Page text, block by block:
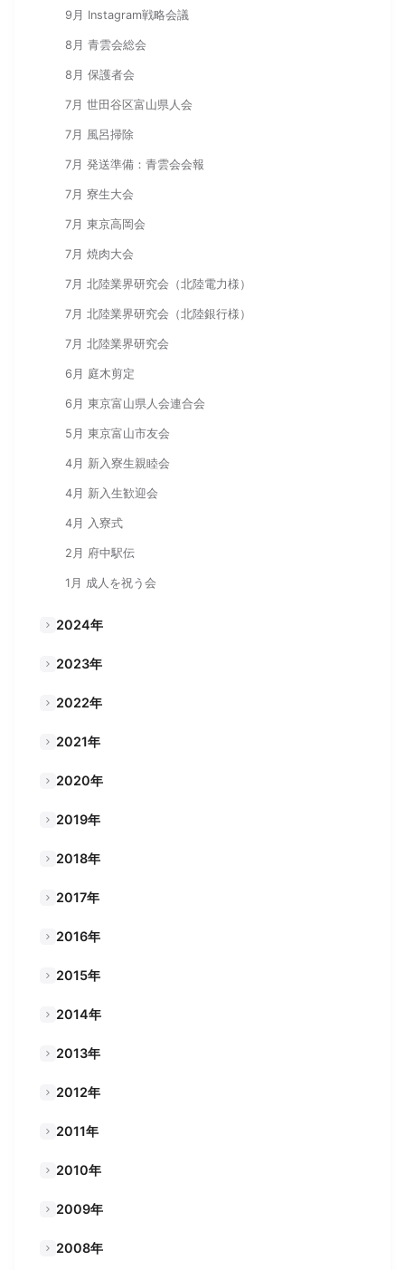
9月 Instagram戦略会議
8月 青雲会総会
8月 保護者会
7月 世田谷区富山県人会
7月 風呂掃除
7月 発送準備：青雲会会報
7月 寮生大会
7月 東京高岡会
7月 焼肉大会
7月 北陸業界研究会（北陸電力様）
7月 北陸業界研究会（北陸銀行様）
7月 北陸業界研究会
6月 庭木剪定
6月 東京富山県人会連合会
5月 東京富山市友会
4月 新入寮生親睦会
4月 新入生歓迎会
4月 入寮式
2月 府中駅伝
1月 成人を祝う会
2024年
2023年
2022年
2021年
2020年
2019年
2018年
2017年
2016年
2015年
2014年
2013年
2012年
2011年
2010年
2009年
2008年